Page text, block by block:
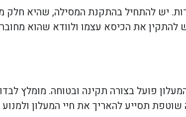
יש להתחיל בהתקנת המסילה, שהיא חלק
את הכיסא עצמו ולוודא שהוא
פועל בצורה תקינה ובטוחה. מומלץ
תסייע להאריך את חיי המעלון ולמנוע